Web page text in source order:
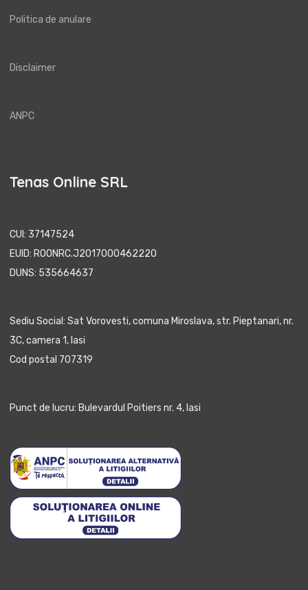
Politica de anulare
Disclaimer
ANPC
Tenas Online SRL
CUI: 37147524
EUID: ROONRC.J2017000462220
DUNS: 535664637
Sediu Social: Sat Vorovesti, comuna Miroslava, str. Pieptanari, nr.
3C, camera 1, Iasi
Cod postal 707319
Punct de lucru: Bulevardul Poitiers nr. 4, Iasi